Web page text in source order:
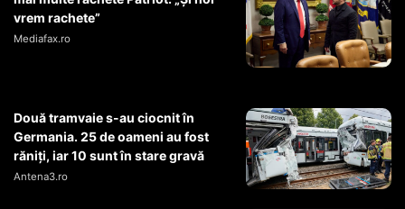
vrem rachete”
Mediafax.ro
Două tramvaie s-au ciocnit în
Germania. 25 de oameni au fost
răniți, iar 10 sunt în stare gravă
Antena3.ro